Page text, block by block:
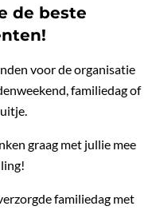
de beste
voor de organisatie
familiedag of
graag met jullie mee
familiedag met